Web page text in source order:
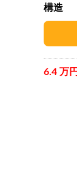
構造
6.4 万円